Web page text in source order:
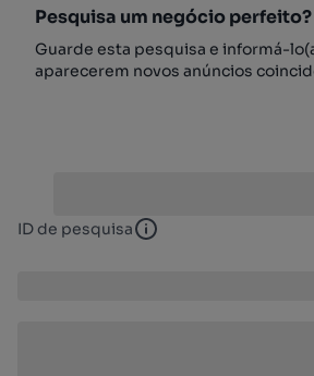
Pesquisa um negócio perfeito?
Guarde esta pesquisa e informá-
aparecerem novos anúncios
ID de pesquisa ID de pesquisa